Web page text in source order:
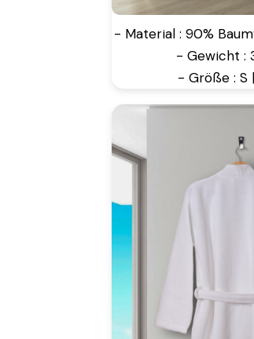
- Material : 90%
- Gewicht :
- Größe : S